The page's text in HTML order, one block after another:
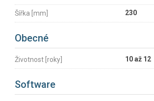
Šířka [mm] 230
Obecné
Životnost [roky] 10 až 12
Software